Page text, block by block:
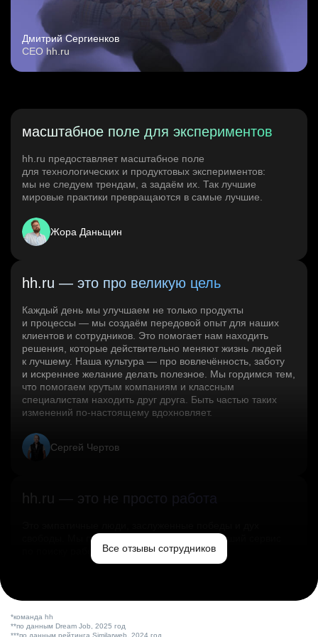
Дмитрий Сергиенков
CEO hh.ru
масштабное поле для экспериментов
hh.ru предоставляет масштабное поле
для технологических и продуктовых экспериментов:
мы не следуем трендам, а задаём их. Так лучшие
мировые практики превращаются в самые лучшие.
Жора Даньщин
hh.ru — это про великую цель
Каждый день мы улучшаем не только продукты
и процессы — мы создаём передовой опыт для наших
клиентов и сотрудников. Это помогает нам находить
решения, которые действительно меняют жизнь людей
к лучшему. Наша культура — про вовлечённость, заботу
и искреннее желание делать полезное. Мы гордимся тем,
что помогаем крутым компаниям и классным
специалистам находить друг друга. Быть частью таких
изменений по‑настоящему вдохновляет.
Сергей Чертов
hh.ru — это не просто работа
свободы. Мы помогаем миру и создаём лучший сервис
по поиску работы в стране.Все отзывы сотрудников
*команда hh
**по данным Dream Job, 2025 год
***по данным рейтинга Similarweb, 2024 год